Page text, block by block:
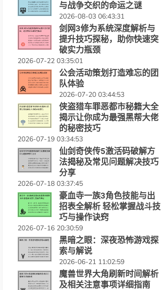
与战争交织的命运之谜
2026-08-03 06:43:31
剑网3修为系统深度解析与
提升技巧探秘，助你快速突
破实力瓶颈
2026-07-22 03:35:01
公会活动策划打造难忘的团
队体验
2026-07-20 03:44:53
侠盗猎车罪恶都市秘籍大全
揭示让你成为最强黑帮大佬
的秘密技巧
2026-07-19 03:34:53
仙剑奇侠传5激活码破解方
法揭秘及常见问题解决技巧
分享
2026-07-18 03:37:45
豪血寺一族3角色技能与出
招表全解析 轻松掌握战斗技
巧与操作诀窍
2026-07-16 20:30:59
黑暗之眼：深夜恐怖游戏探
索与解说
2026-06-21 11:02:59
魔兽世界大角刷新时间解析
及相关注意事项详细指南